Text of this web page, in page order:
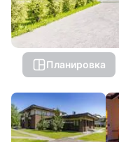
Планировка